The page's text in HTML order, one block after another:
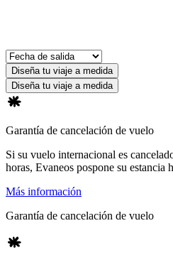
Diseña tu viaje a medida
Diseña tu viaje a medida
Garantía de cancelación de vuelo
Si su vuelo internacional es
horas, Evaneos pospone su estancia
Más información
Garantía de cancelación de vuelo